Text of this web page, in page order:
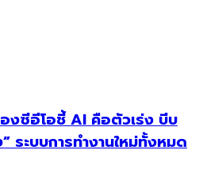
ซีอีโอชี้ AI คือตัวเร่ง บีบ
ระบบการทำงานใหม่ทั้งหมด